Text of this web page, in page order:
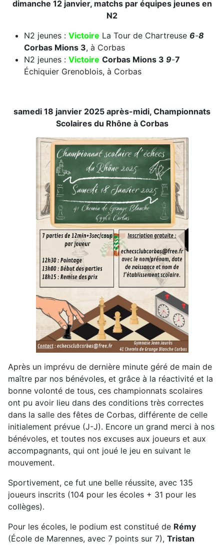
dimanche 12 janvier, matchs par équipes jeunes en
N2
N2 jeunes : Victoire La Tour de Chartreuse 6-8
Corbas Mions 3, à Corbas
N2 jeunes : Victoire Corbas Mions 3 9-7
Échiquier Grenoblois, à Corbas
samedi 18 janvier 2025 après-midi, Championnats
Scolaires du Rhône à Corbas
Après un imprévu de dernière minute géré de main de
maître par nos bénévoles, et grâce à la réactivité et la
bonne volonté de tous, ces championnats scolaires
ont pu avoir lieu dans des conditions très correctes
dans la salle des fêtes de Corbas, différente de celle
initialement prévue (J-J). Encore un grand merci à nos
bénévoles, et toutes nos excuses aux joueurs et aux
accompagnants, qui ont joué le jeu en suivant le
mouvement.
Sportivement, ce fut une belle réussite, avec 135
joueurs inscrits (104 pour les écoles + 31 pour les
collèges).
Pour les écoles, le podium est constitué de Rémy
(École de Marennes, avec 7 points sur 7), Tristan